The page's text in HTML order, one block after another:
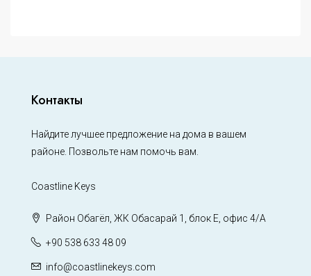
Контакты
Найдите лучшее предложение на дома в вашем
районе. Позвольте нам помочь вам.
Coastline Keys
Район Обагёл, ЖК Обасарай 1, блок Е, офис 4/А
+90 538 633 48 09
info@coastlinekeys.com